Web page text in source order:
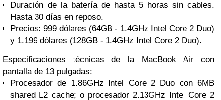
Duración de la batería de hasta 5 horas sin cables.
Hasta 30 días en reposo.
Precios: 999 dólares (64GB - 1.4GHz Intel Core 2 Duo)
y 1.199 dólares (128GB - 1.4GHz Intel Core 2 Duo).
Especificaciones técnicas de la MacBook Air con
pantalla de 13 pulgadas:
Procesador de 1.86GHz Intel Core 2 Duo con 6MB
shared L2 cache; o procesador 2.13GHz Intel Core 2